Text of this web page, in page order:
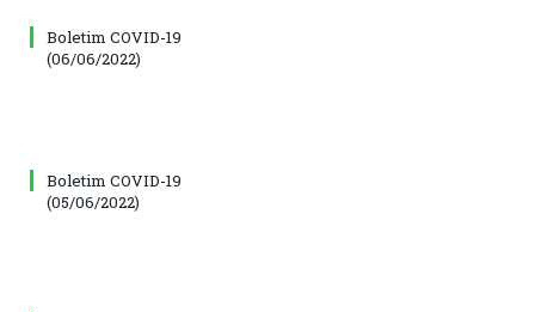
Boletim COVID-19
(06/06/2022)
Boletim COVID-19
(05/06/2022)